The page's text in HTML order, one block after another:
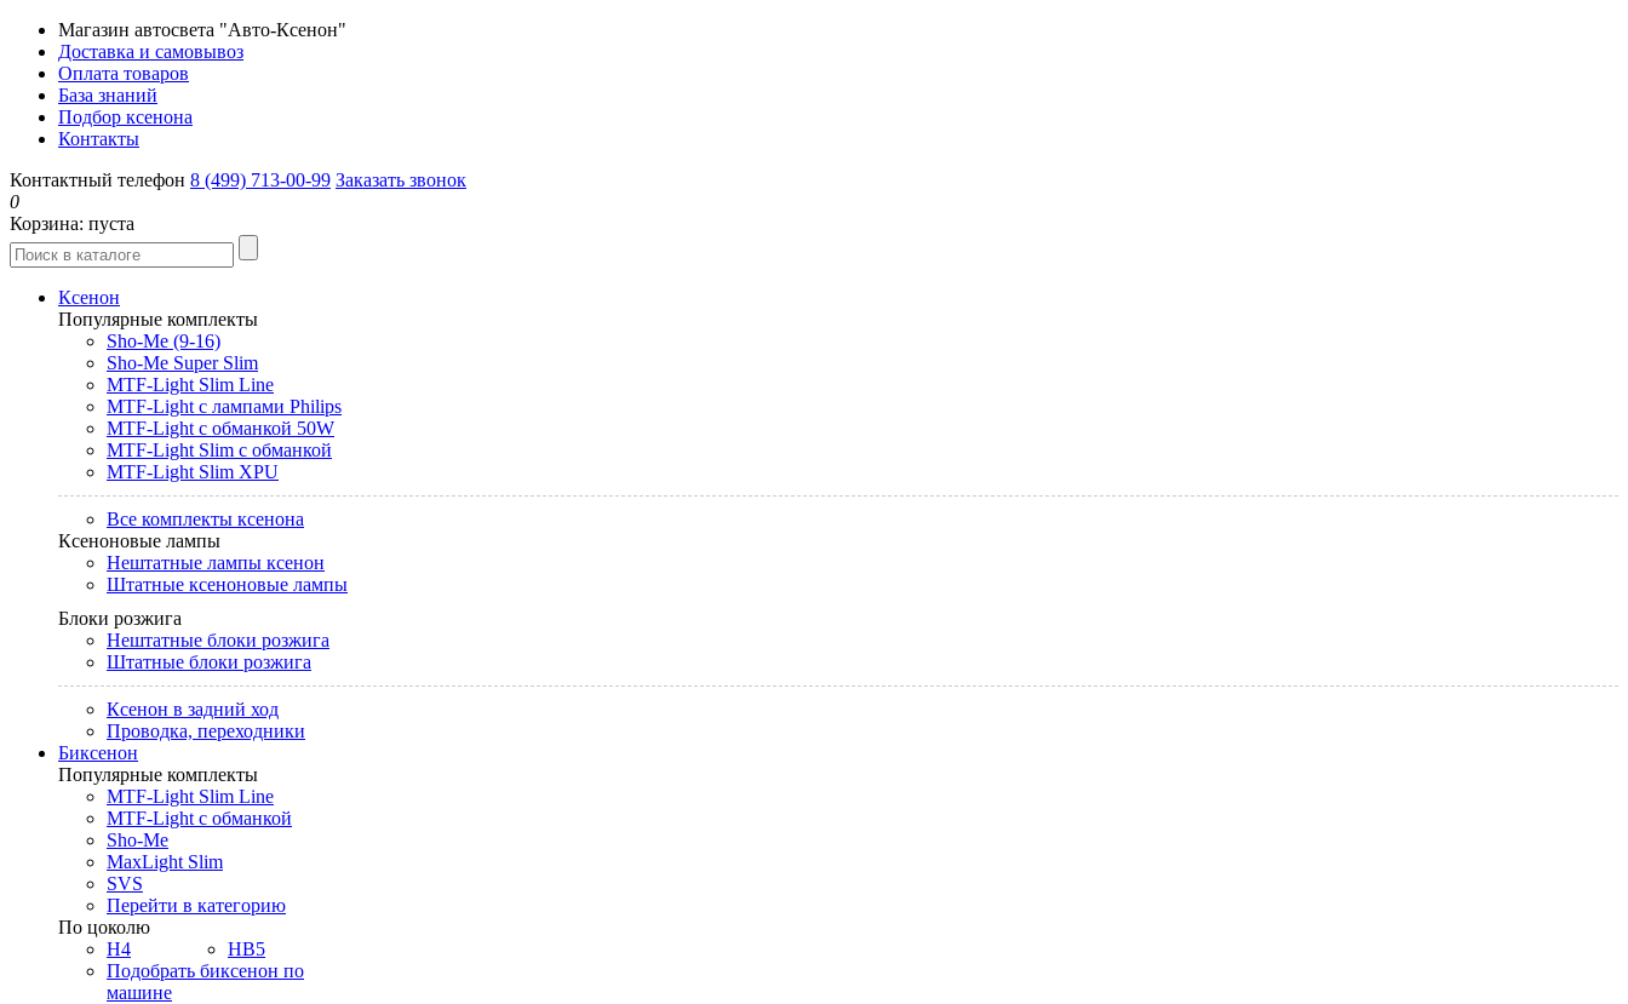
Магазин автосвета "Авто-Ксенон"
Доставка и самовывоз
Оплата товаров
База знаний
Подбор ксенона
Контакты
Контактный телефон 8 (499) 713-00-99 Заказать звонок
0
Корзина: пуста
Ксенон
Популярные комплекты
Sho-Me (9-16)
Sho-Me Super Slim
MTF-Light Slim Line
MTF-Light с лампами Philips
MTF-Light с обманкой 50W
MTF-Light Slim с обманкой
MTF-Light Slim XPU
Все комплекты ксенона
Ксеноновые лампы
Нештатные лампы ксенон
Штатные ксеноновые лампы
Блоки розжига
Нештатные блоки розжига
Штатные блоки розжига
Ксенон в задний ход
Проводка, переходники
Биксенон
Популярные комплекты
MTF-Light Slim Line
MTF-Light с обманкой
Sho-Me
MaxLight Slim
SVS
Перейти в категорию
По цоколю
H4
HB5
Подобрать биксенон по
машине